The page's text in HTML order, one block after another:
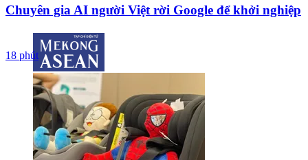
Chuyên gia AI người Việt rời Google để khởi nghiệp
18 phút